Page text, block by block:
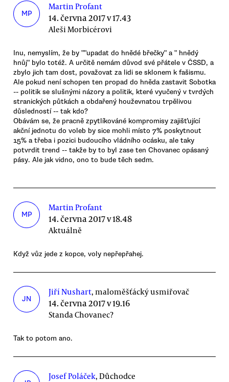
MP
Martin Profant
14. června 2017 v 17.43
Aleši Morbicérovi
Inu, nemyslím, že by ""upadat do hnědé břečky" a " hnědý
hnůj" bylo totéž. A určitě nemám důvod své přátele v ČSSD, a
zbylo jich tam dost, považovat za lidi se sklonem k fašismu.
Ale pokud není schopen ten propad do hněda zastavit Sobotka
-- politik se slušnými názory a politik, které vyučený v tvrdých
stranických půtkách a obdařený houževnatou trpělivou
důsledností -- tak kdo?
Obávám se, že pracně zpytlíkováné kompromisy zajišťující
akční jednotu do voleb by sice mohli místo 7% poskytnout
15% a třeba i pozici budoucího vládního ocásku, ale taky
potvrdit trend -- takže by to byl zase ten Chovanec opásaný
pásy. Ale jak vidno, ono to bude těch sedm.
MP
Martin Profant
14. června 2017 v 18.48
Aktuálně
Když vůz jede z kopce, voly nepřepřahej.
JN
Jiří Nushart, maloměšťácký usmiřovač
14. června 2017 v 19.16
Standa Chovanec?
Tak to potom ano.
Josef Poláček, Důchodce